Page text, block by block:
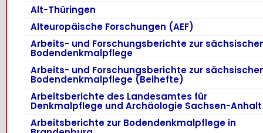
Alt-Thüringen
Alteuropäische Forschungen (AEF)
Arbeits- und Forschungsberichte zur
Bodendenkmalpflege
Arbeits- und Forschungsberichte zur
Bodendenkmalpflege (Beihefte)
Arbeitsberichte des Landesamtes für
Denkmalpflege und Archäologie Sachsen-Anhalt
Arbeitsberichte zur Bodendenkmalpflege in